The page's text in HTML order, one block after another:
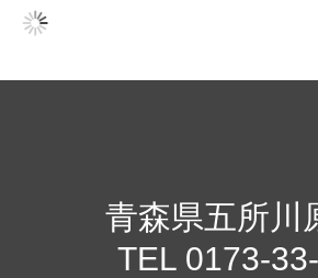
青森県五所川
TEL 0173-